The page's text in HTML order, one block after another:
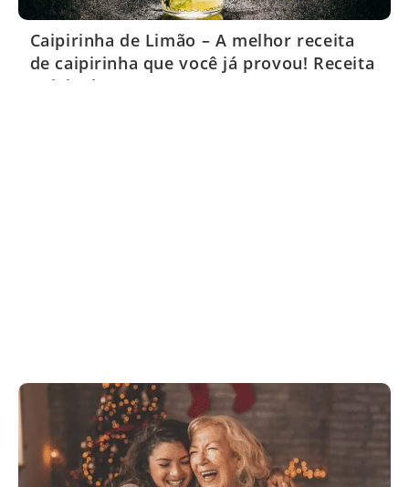
Caipirinha de Limão – A melhor receita
de caipirinha que você já provou! Receita
Original!